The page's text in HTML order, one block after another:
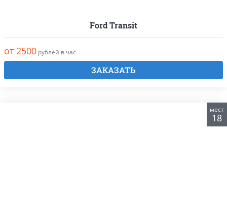
Ford Transit
от 2500 рублей в час
ЗАКАЗАТЬ
мест
18